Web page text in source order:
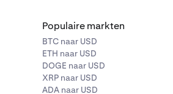
Populaire markten
BTC naar USD
ETH naar USD
DOGE naar USD
XRP naar USD
ADA naar USD